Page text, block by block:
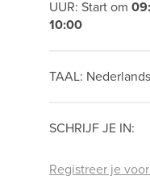
UUR: Start om
10:00
TAAL: Nederlands
SCHRIJF JE IN:
Registreer je